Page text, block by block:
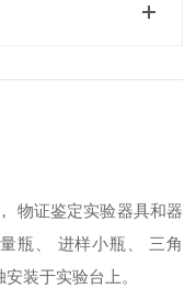
物证鉴定实验器具和器
瓶、 进样小瓶、 三角
装于实验台上。